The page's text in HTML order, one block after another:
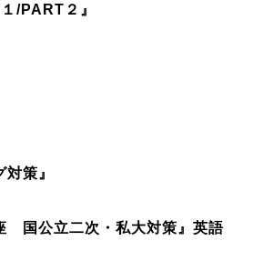
/PART２』
策』
国公立二次・私大対策』英語